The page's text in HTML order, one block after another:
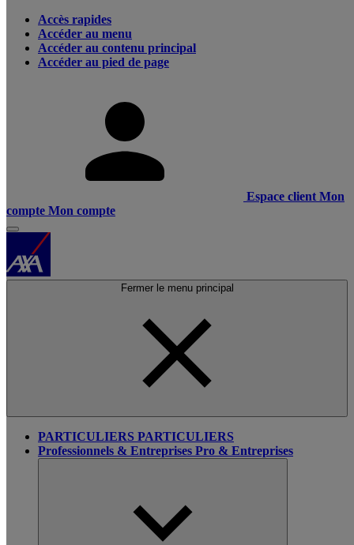
Accès rapides
Accéder au menu
Accéder au contenu principal
Accéder au pied de page
Espace client Mon
compte Mon compte
Fermer le menu principal
PARTICULIERS PARTICULIERS
Professionnels & Entreprises Pro & Entreprises